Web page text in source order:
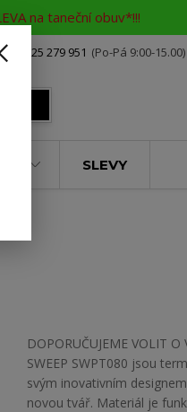
na taneční obuv*!!!
725 279 951 (Po-Pá 9:00-15.00)
SLEVY
DOPORUČUJEME VOLIT O
SWEEP SWPT080 jsou
svým inovativním
novou tvář. Materiál je